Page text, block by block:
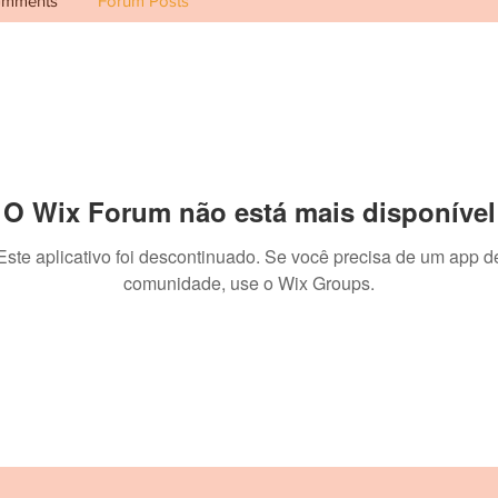
O Wix Forum não está mais disponível
aplicativo foi descontinuado. Se você precisa de um app
comunidade, use o Wix Groups.